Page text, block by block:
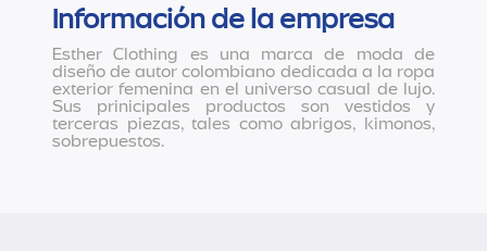
Información de la empresa
Esther Clothing es una marca de moda de
diseño de autor colombiano dedicada a la ropa
exterior femenina en el universo casual de lujo.
Sus prinicipales productos son vestidos y
terceras piezas, tales como abrigos, kimonos,
sobrepuestos.